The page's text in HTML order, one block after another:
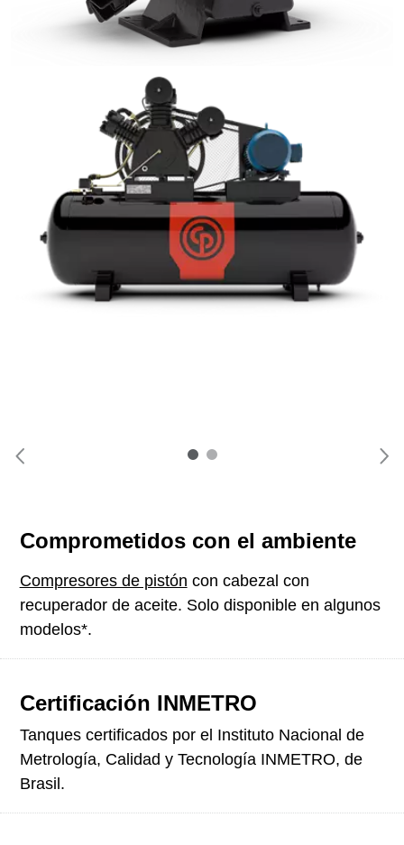
Comprometidos con el ambiente
Compresores de pistón con cabezal con
recuperador de aceite. Solo disponible en algunos
modelos*.
Certificación INMETRO
Tanques certificados por el Instituto Nacional de
Metrología, Calidad y Tecnología INMETRO, de
Brasil.